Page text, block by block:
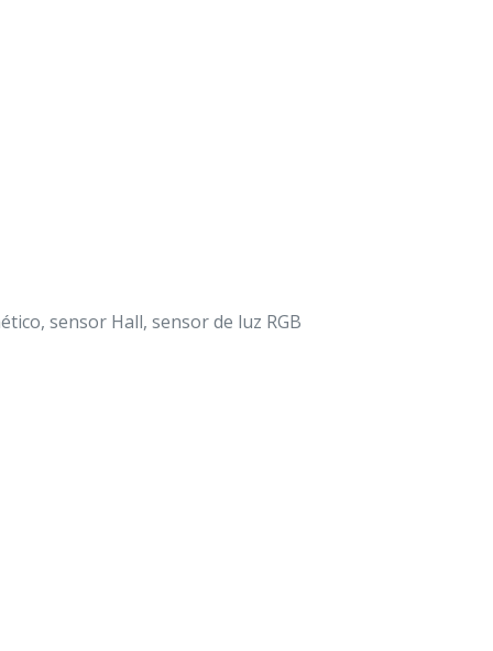
sensor Hall, sensor de luz RGB